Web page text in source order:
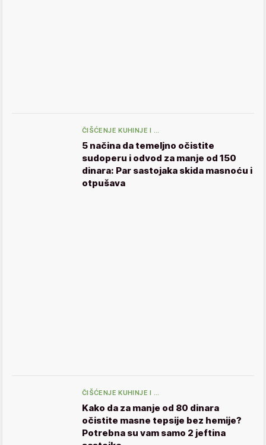
ČIŠĆENJE KUHINJE I …
5 načina da temeljno očistite
sudoperu i odvod za manje od 150
dinara: Par sastojaka skida masnoću i
otpušava
ČIŠĆENJE KUHINJE I …
Kako da za manje od 80 dinara
očistite masne tepsije bez hemije?
Potrebna su vam samo 2 jeftina